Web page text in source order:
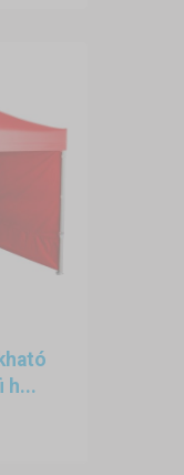
h...